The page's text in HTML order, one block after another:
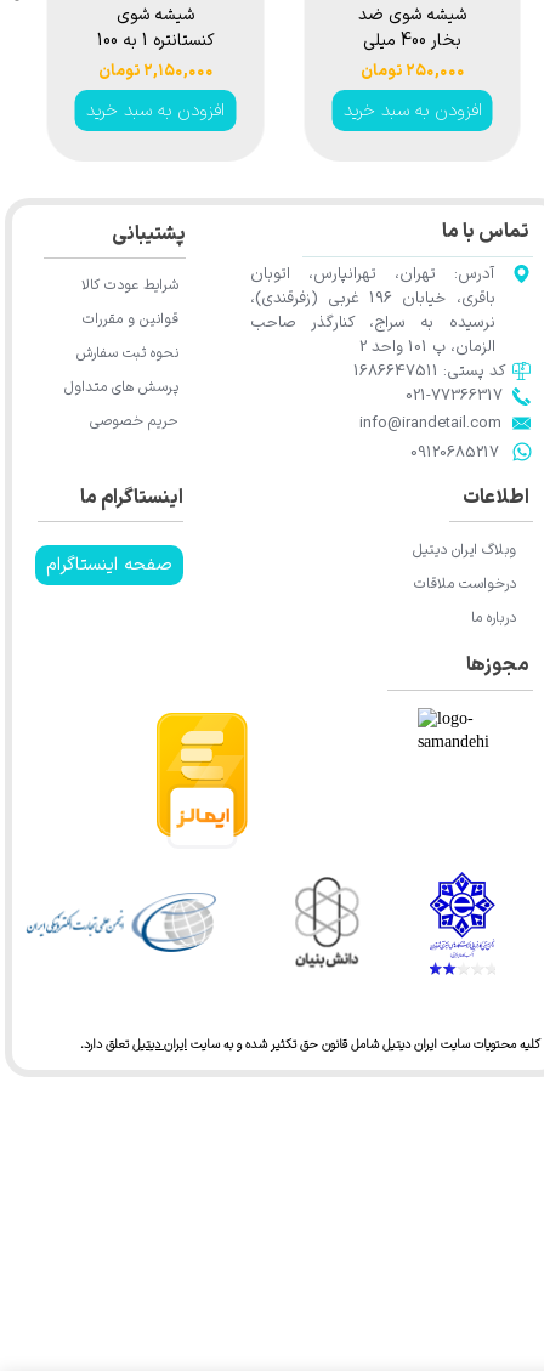
شیشه شوی
کنستانتره 1 به 100
رایحه هاوانا لاو
سوناکس مدل
Sonax
250ml
۲,۱۵۰,۰۰۰ تومان
افزودن به سبد خرید
شیشه شوی ضد
بخار 400 میلی
لیتری هامبر مدل
Humber Anti Fog
Glass Cleaner
۲۵۰,۰۰۰ تومان
افزودن به سبد خرید
محتویات سایت ایران دیتیل شامل قانون حق تکثیر شده و به سایتایران دیتیلتعلق دارد.​​​​​​​
تماس با ما
آدرس: تهران، تهرانپارس، اتوبان
باقری، خیابان 196 غربی (زفرقندی)،
نرسیده به سراج، کنارگذر صاحب
الزمان، پ 101 واحد 2
​​​​​​​info@irandetail.com
021-77366317​​​​​​​​​​​​​​​​​​​​​
​​​​​​​09120685217​​​​​​​
کد پستی: 1686647511
اینستاگرام ما
صفحه اینستاگرام
اطلاعات
وبلاگ ایران دیتیل
درخواست ملاقات
درباره ما
پشتیبانی
شرایط عودت کالا
قوانین و مقررات
نحوه ثبت سفارش
پرسش های متداول
حریم خصوصی
مجوزها